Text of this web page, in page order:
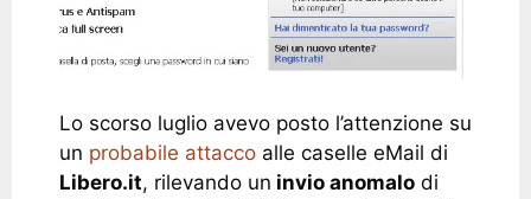
Lo scorso luglio avevo posto l’attenzione su
un probabile attacco alle caselle eMail di
Libero.it, rilevando un invio anomalo di